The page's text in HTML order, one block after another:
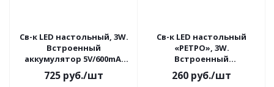
Св-к LED настольный, 3W.
Встроенный
аккумулятор 5V/600mA.
Сенсорный выкл. Белый.
TM Uniel. СНЯТО
725 руб./шт
Св-к LED настольный
«РЕТРО», 3W.
Встроенный
аккумулятор 400mAh.
Зеленый. TM Uniel.
260 руб./шт